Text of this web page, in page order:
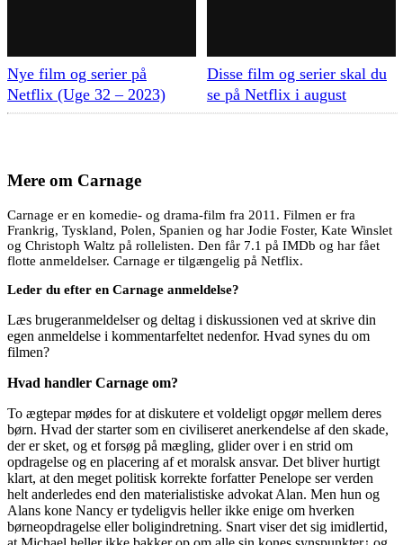
Nye film og serier på
Netflix (Uge 32 – 2023)
Disse film og serier skal du
se på Netflix i august
Mere om Carnage
Carnage er en komedie- og drama-film fra 2011. Filmen er fra
Frankrig, Tyskland, Polen, Spanien og har Jodie Foster, Kate Winslet
og Christoph Waltz på rollelisten. Den får 7.1 på IMDb og har fået
flotte anmeldelser. Carnage er tilgængelig på Netflix.
Leder du efter en Carnage anmeldelse?
Læs brugeranmeldelser og deltag i diskussionen ved at skrive din
egen anmeldelse i kommentarfeltet nedenfor. Hvad synes du om
filmen?
Hvad handler Carnage om?
To ægtepar mødes for at diskutere et voldeligt opgør mellem deres
børn. Hvad der starter som en civiliseret anerkendelse af den skade,
der er sket, og et forsøg på mægling, glider over i en strid om
opdragelse og en placering af et moralsk ansvar. Det bliver hurtigt
klart, at den meget politisk korrekte forfatter Penelope ser verden
helt anderledes end den materialistiske advokat Alan. Men hun og
Alans kone Nancy er tydeligvis heller ikke enige om hverken
børneopdragelse eller boligindretning. Snart viser det sig imidlertid,